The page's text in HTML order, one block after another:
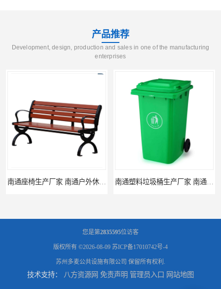
产品推荐
Development, design, production and sales in one of the manufacturing
enterprises
您是第2835595位访客
版权所有 ©2026-08-09 苏ICP备17010742号-4
苏州多麦公共设施有限公司 保留所有权利.
技术支持： 八方资源网 免责声明 管理员入口 网站地图